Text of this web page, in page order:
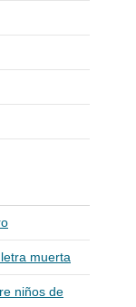
muerta
niños de